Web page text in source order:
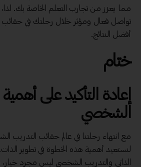
مما يعزز من تجارب التعلم الخاصة بك.
تواصل فعال ومؤثر خلال رحلتك في
أفضل النتائج.
ختام
إعادة التأكيد على
الشخصي
مع انتهاء رحلتنا في عالم حقائب التدريب
لنستعيد أهمية هذه الخطوة في تطوير الذات.
الذاتي والتدريب الشخصي ليس مجرد